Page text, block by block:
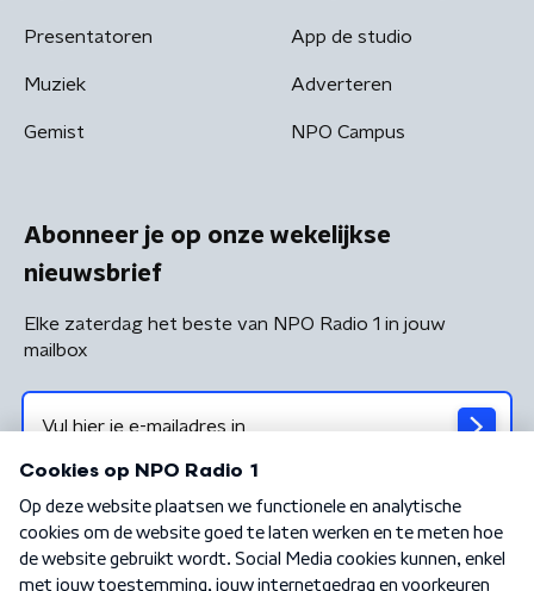
Presentatoren
Muziek
Gemist
App de studio
Adverteren
NPO Campus
Abonneer je op onze wekelijkse
nieuwsbrief
Elke zaterdag het beste van NPO Radio 1 in jouw
mailbox
Algemene voorwaarden